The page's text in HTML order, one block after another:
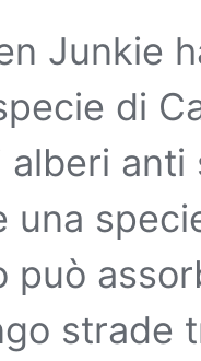
Junkie
di
una
può
strade